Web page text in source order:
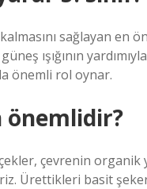
sağlayan en
ışığının
önemli rol oynar.
önemlidir?
çevrenin
Ürettikleri basit